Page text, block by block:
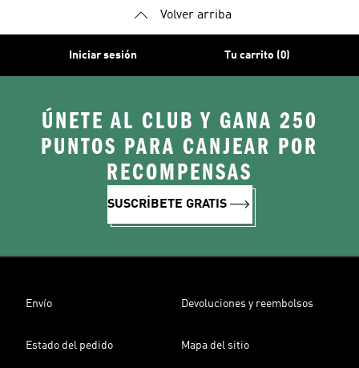
Volver arriba
Iniciar sesión Tu carrito (0)
ÚNETE AL CLUB Y GANA 250
PUNTOS PARA CANJEAR POR
RECOMPENSAS
SUSCRÍBETE GRATIS
Envío Devoluciones y reembolsos
Estado del pedido Mapa del sitio